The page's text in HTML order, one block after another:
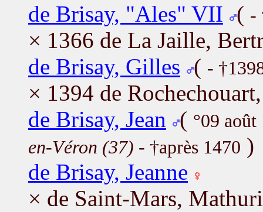
de Brisay, "Ales" VII ( -
× 1366 de La Jaille,
de Brisay, Gilles ( -
× 1394 de
de Brisay, Jean
( °09
en-Véron (37) - †après 1470 )
de Brisay, Jeanne
× de Saint-Mars,